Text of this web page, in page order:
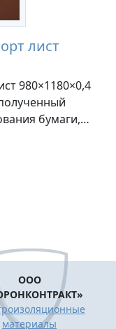
лист
980×1180×0,4
бумаги,…
ООО
материалы